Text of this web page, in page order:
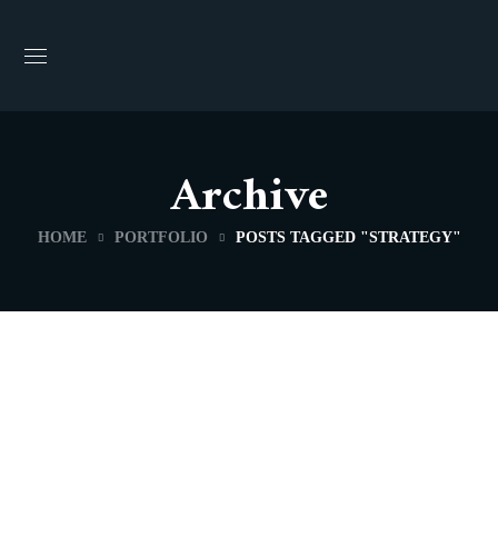
Archive
HOME PORTFOLIO POSTS TAGGED "STRATEGY"